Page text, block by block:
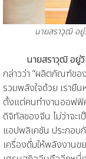
นายสราวุฒิ อยู่
นายสราวุฒิ อยู่
กล่าวว่า “ผลิตภัณฑ์ขอ
รวมพลังใจด้วย เรายื
ตั้งแต่คนทำงานออฟฟิ
ดิจิทัลของจีน ไม่ว่าจะ
แอปพลิเคชัน ประกอบ
เครื่องดื่มให้พลังงานข